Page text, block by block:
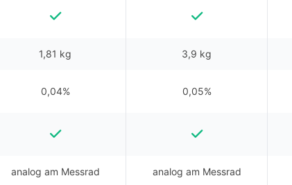
1,81 kg 3,9 kg
0,04% 0,05%
analog am Messrad analog am Messrad